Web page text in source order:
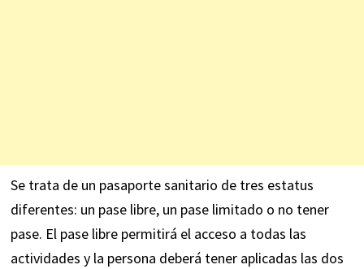
Se trata de un pasaporte sanitario de tres estatus
diferentes: un pase libre, un pase limitado o no tener
pase. El pase libre permitirá el acceso a todas las
actividades y la persona deberá tener aplicadas las dos